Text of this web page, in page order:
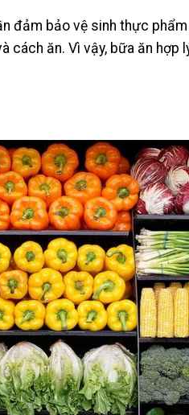
bảo vệ sinh thực
cách ăn. Vì vậy, bữa ăn hợp